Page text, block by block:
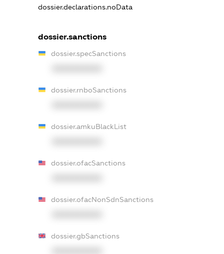
dossier.declarations.noData
dossier.sanctions
dossier.specSanctions
dossier.rnboSanctions
dossier.amkuBlackList
dossier.ofacSanctions
dossier.ofacNonSdnSanctions
dossier.gbSanctions